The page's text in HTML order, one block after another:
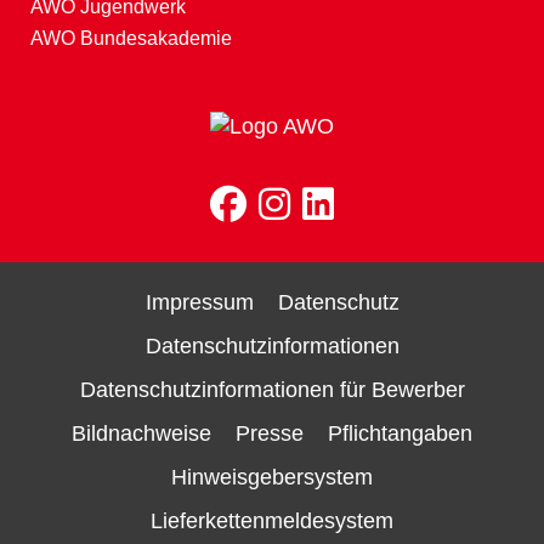
AWO Jugendwerk
AWO Bundesakademie
Impressum
Datenschutz
Datenschutzinformationen
Datenschutzinformationen für Bewerber
Bildnachweise
Presse
Pflichtangaben
Hinweisgebersystem
Lieferkettenmeldesystem